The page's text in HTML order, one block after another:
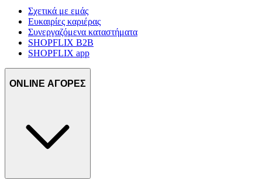
Σχετικά με εμάς
Ευκαιρίες καριέρας
Συνεργαζόμενα καταστήματα
SHOPFLIX B2B
SHOPFLIX app
ONLINE ΑΓΟΡΕΣ